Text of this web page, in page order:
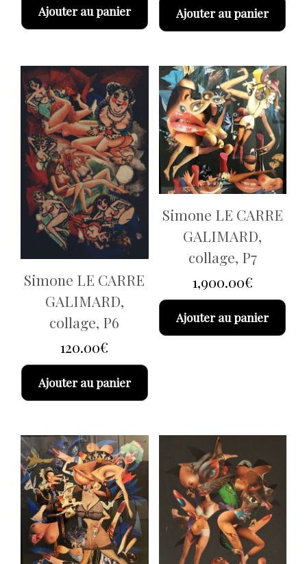
Ajouter au panier Ajouter au panier
Simone LE CARRE
GALIMARD,
collage, P6
120.00€
Ajouter au panier
Simone LE CARRE
GALIMARD,
collage, P7
1,900.00€
Ajouter au panier